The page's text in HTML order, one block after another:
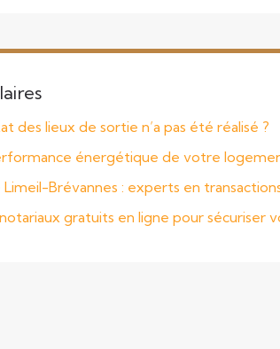
des lieux de sortie n’a pas été réalisé ?
énergétique de votre
Limeil-Brévannes : experts en
gratuits en ligne pour sécuriser